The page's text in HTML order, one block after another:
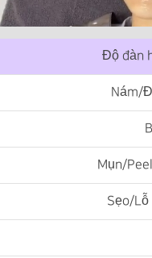
Độ đàn
Nám/
Mụn/
Sẹo/Lỗ